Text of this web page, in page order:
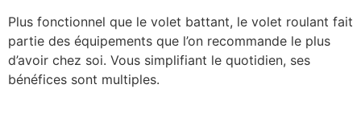
Plus fonctionnel que le volet battant, le volet roulant fait
partie des équipements que l’on recommande le plus
d’avoir chez soi. Vous simplifiant le quotidien, ses
bénéfices sont multiples.